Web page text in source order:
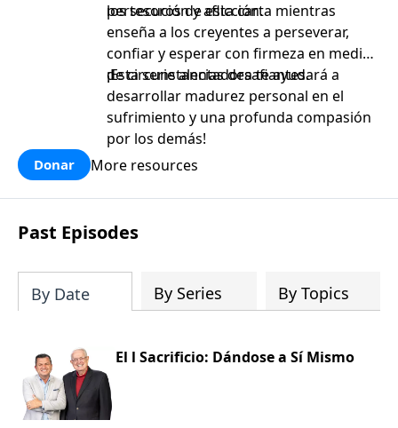
persecución y aflicción.
los tesoros de esta carta mientras
enseña a los creyentes a perseverar,
confiar y esperar con firmeza en medio
de circunstancias desafiantes.
¡Esta serie alentadora te ayudará a
desarrollar madurez personal en el
sufrimiento y una profunda compasión
por los demás!
Donar More resources
Past Episodes
By Date By Series By Topics
El l Sacrificio: Dándose a Sí Mismo